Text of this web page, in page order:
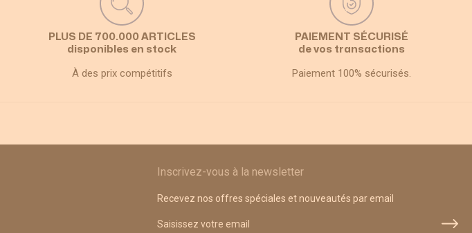
PLUS DE 700.000 ARTICLES
disponibles en stock
À des prix compétitifs
PAIEMENT SÉCURISÉ
de vos transactions
Paiement 100% sécurisés.
Inscrivez-vous à la newsletter
Recevez nos offres spéciales et nouveautés par email
Adresse email